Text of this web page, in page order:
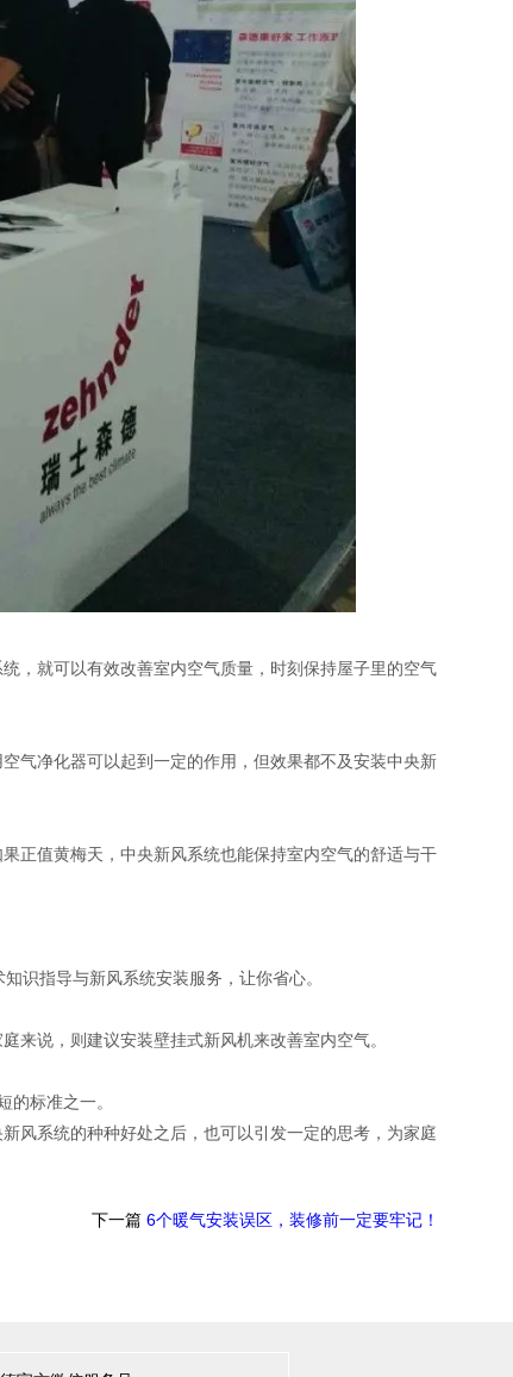
，就可以有效改善室内空气质量，时刻保持屋子里的空气
气净化器可以起到一定的作用，但效果都不及安装中央新
正值黄梅天，中央新风系统也能保持室内空气的舒适与干
指导与新风系统安装服务，让你省心。
说，则建议安装壁挂式新风机来改善室内空气。
标准之一。
系统的种种好处之后，也可以引发一定的思考，为家庭
下一篇 6个暖气安装误区，装修前一定要牢记！